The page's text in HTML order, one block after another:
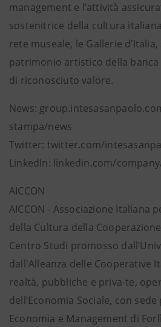
management e l’attività
sostenitrice della cultura
rete museale, le Gallerie
patrimonio artistico della
di riconosciuto valore.
News:
stampa/news
Twitter: twitter.com/
LinkedIn: linkedin.com/
AICCON
AICCON - Associazione Italiana
della Cultura della
Centro Studi promosso
dall'Alleanza delle Cooperative
realtà, pubbliche e priva-te,
dell’Economia Sociale, con
Economia e Management di